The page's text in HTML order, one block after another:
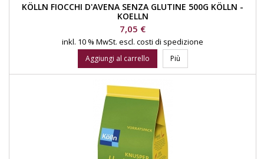
KÖLLN FIOCCHI D'AVENA SENZA GLUTINE 500G KÖLLN -
KOELLN
Prezzo
7,05 €
inkl. 10 % MwSt. escl. costi di spedizione
Aggiungi al carrello Più